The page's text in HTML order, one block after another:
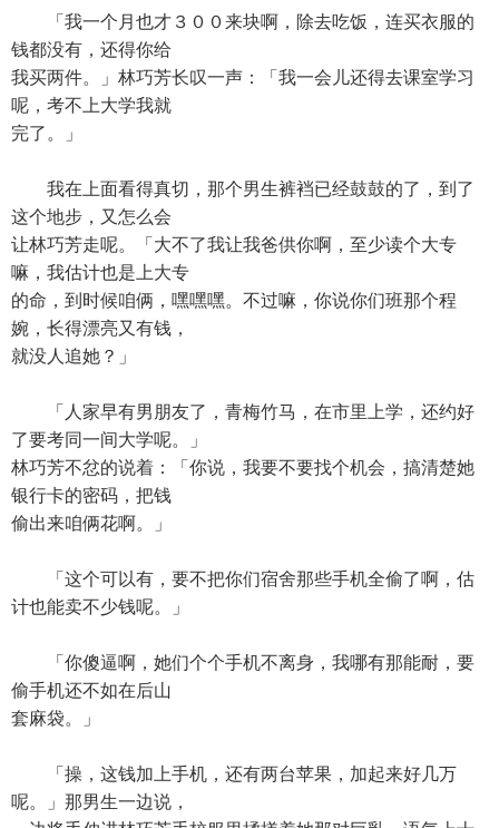
「我一个月也才３００来块啊，除去吃饭，连买衣服的
钱都没有，还得你给
我买两件。」林巧芳长叹一声：「我一会儿还得去课室学习
呢，考不上大学我就
完了。」
我在上面看得真切，那个男生裤裆已经鼓鼓的了，到了
这个地步，又怎么会
让林巧芳走呢。「大不了我让我爸供你啊，至少读个大专
嘛，我估计也是上大专
的命，到时候咱俩，嘿嘿嘿。不过嘛，你说你们班那个程
婉，长得漂亮又有钱，
就没人追她？」
「人家早有男朋友了，青梅竹马，在市里上学，还约好
了要考同一间大学呢。」
林巧芳不忿的说着：「你说，我要不要找个机会，搞清楚她
银行卡的密码，把钱
偷出来咱俩花啊。」
「这个可以有，要不把你们宿舍那些手机全偷了啊，估
计也能卖不少钱呢。」
「你傻逼啊，她们个个手机不离身，我哪有那能耐，要
偷手机还不如在后山
套麻袋。」
「操，这钱加上手机，还有两台苹果，加起来好几万
呢。」那男生一边说，